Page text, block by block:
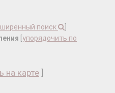
поиск
упорядочить по
на карте